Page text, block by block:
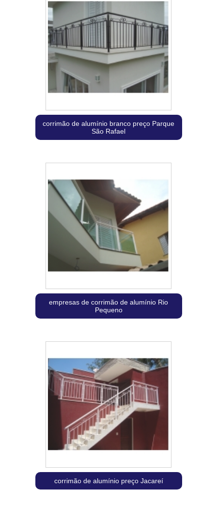
corrimão de alumínio branco preço Parque
São Rafael
empresas de corrimão de alumínio Rio
Pequeno
corrimão de alumínio preço Jacareí